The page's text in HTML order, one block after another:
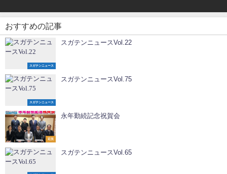
おすすめの記事
スガテンニュース
スガテンニュースVol.22
スガテンニュース
スガテンニュースVol.75
近況
永年勤続記念祝賀会
スガテンニュースVol.65